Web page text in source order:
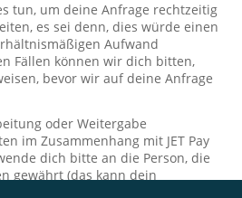
tun, um deine Anfrage rechtzeitig
es sei denn, dies würde einen
Aufwand
Fällen können wir dich bitten,
bevor wir auf deine Anfrage
oder Weitergabe
im Zusammenhang mit JET Pay
dich bitte an die Person, die
gewährt (das kann dein